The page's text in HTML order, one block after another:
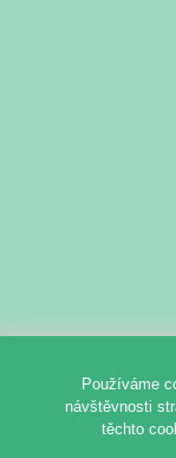
Používáme
návštěvnosti
těchto